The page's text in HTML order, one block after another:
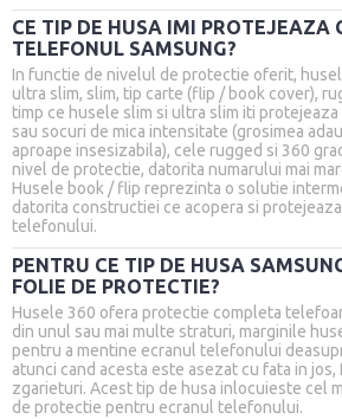
CE TIP DE HUSA IMI PROTEJEAZA
TELEFONUL SAMSUNG?
In functie de nivelul de protectie oferit,
ultra slim, slim, tip carte (flip / book cover),
timp ce husele slim si ultra slim iti
sau socuri de mica intensitate (grosimea
aproape insesizabila), cele rugged si 360
nivel de protectie, datorita numarului mai
Husele book / flip reprezinta o solutie
datorita constructiei ce acopera si
telefonului.
PENTRU CE TIP DE HUSA
FOLIE DE PROTECTIE?
Husele 360 ofera protectie completa
din unul sau mai multe straturi, marginile
pentru a mentine ecranul telefonului
atunci cand acesta este asezat cu fata in
zgarieturi. Acest tip de husa inlocuieste cel
de protectie pentru ecranul telefonului.